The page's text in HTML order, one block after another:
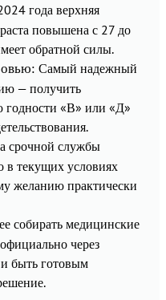
года верхняя
повышена с 27 до
обратной силы.
Самый надежный
— получить
годности «В» или «Д»
срочной службы
в текущих условиях
желанию практически
собирать медицинские
через
быть готовым